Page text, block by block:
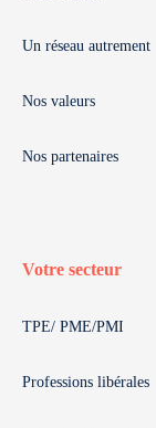
Un réseau autrement
Nos valeurs
Nos partenaires
Votre secteur
TPE/ PME/PMI
Professions libérales